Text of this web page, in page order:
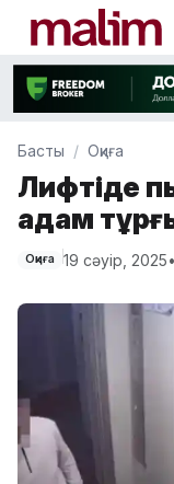
Басты Оқиға
Лифтіде
адам
Оқиға 19 сәуір, 2025•